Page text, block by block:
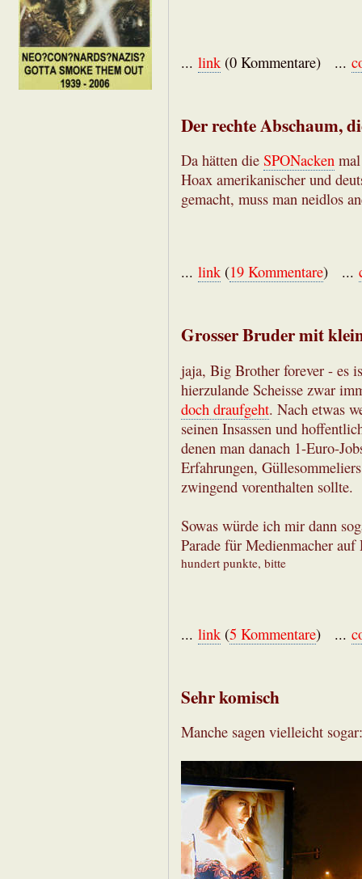
... link(0 Kommentare) ...
Der rechte Abschaum,
Da hätten die SPONacken
Hoax amerikanischer und
gemacht, muss man neidlos
... link(19 Kommentare) ...
Grosser Bruder mit
jaja, Big Brother forever - es
hierzulande Scheisse zwar
doch draufgeht. Nach etwas
seinen Insassen und
denen man danach 1-Euro-
Erfahrungen,
zwingend vorenthalten sollte.
Sowas würde ich mir dann
Parade für Medienmacher
hundert punkte, bitte
... link (5 Kommentare) ...
Sehr komisch
Manche sagen vielleicht